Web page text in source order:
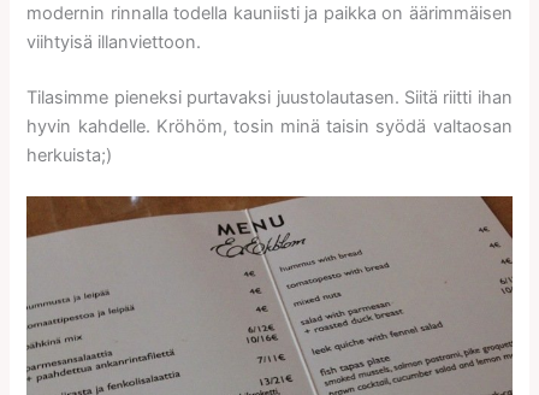
modernin rinnalla todella kauniisti ja paikka on äärimmäisen
viihtyisä illanviettoon.
Tilasimme pieneksi purtavaksi juustolautasen. Siitä riitti ihan
hyvin kahdelle. Kröhöm, tosin minä taisin syödä valtaosan
herkuista;)